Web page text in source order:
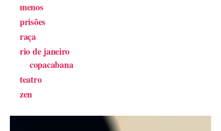
menos
prisões
raça
rio de janeiro
copacabana
teatro
zen